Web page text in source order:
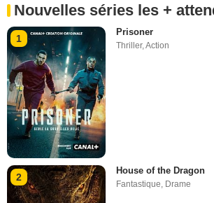
Nouvelles séries les +
1
Prisoner
Thriller,Action
2
House of the Dragon
Fantastique, Drame